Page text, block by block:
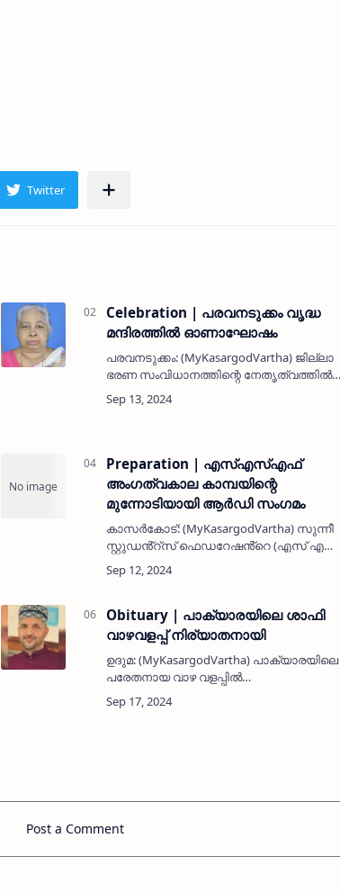
Celebration | പരവനടുക്കം വൃദ്ധ
മന്ദിരത്തിൽ ഓണാഘോഷം
പരവനടുക്കം: (MyKasargodVartha) ജില്ലാ
ഭരണ സംവിധാനത്തിന്റെ നേതൃത്വത്തിൽ
പരവനടുക്കം ഗവ.വൃദ്ധ മന്ദിരത്തിൽ
ഓണാഘോഷം നടന്നു. അന്തേവാസികൾക്ക്
Preparation | എസ്എസ്എഫ്
അംഗത്വകാല കാമ്പയിന്റെ
മുന്നോടിയായി ആർഡി സംഗമം
കാസർകോട്: (MyKasargodVartha) സുന്നീ
സ്റ്റുഡൻ്റ്സ് ഫെഡറേഷൻ്റെ (എസ് എസ്
എഫ്) പുതിയ അംഗത്വകാല കാമ്പയിന്റെ
മുന്നൊരുക്കമായി ജില്ലയിൽ റീ
നടന്നു. ജില്ലയിലെ ഒ…
Obituary | പാക്യാരയിലെ ശാഫി
വാഴവളപ്പ് നിര്യാതനായി
ഉദുമ: (MyKasargodVartha) പാക്യാരയിലെ
പരേതനായ വാഴ വളപ്പിൽ
അബ്ദുല്ലയുടെയും മറിയുമ്മയുടെയും മകൻ
ഷാഫി വാഴവളപ്പ് (72) നിര്യാതനായി. ഭാര്യ:
Post a Comment